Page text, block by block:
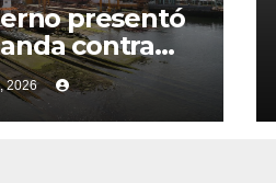
presentó
contra
reclama
millonarias
al
2026